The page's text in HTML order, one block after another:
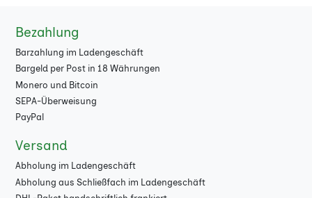
108
124
Bezahlung
Barzahlung im Ladengeschäft
Bargeld per Post in 18 Währungen
Monero und Bitcoin
SEPA-Überweisung
PayPal
Versand
Abholung im Ladengeschäft
Abholung aus Schließfach im Ladengeschäft